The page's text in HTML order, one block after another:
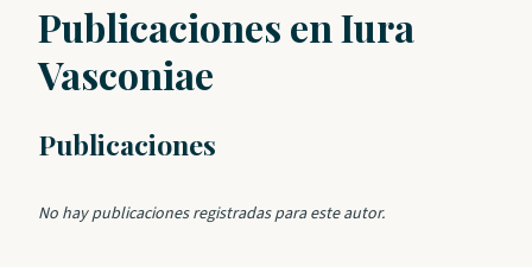
Publicaciones en Iura
Vasconiae
Publicaciones
No hay publicaciones registradas para este autor.